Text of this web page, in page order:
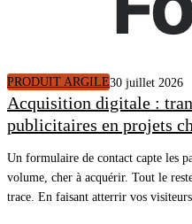
PRODUIT ARGILE30 juillet 2026
Acquisition digitale :
publicitaires en projets
Un formulaire de contact capte les
volume, cher à acquérir. Tout le
trace. En faisant atterrir vos visiteurs